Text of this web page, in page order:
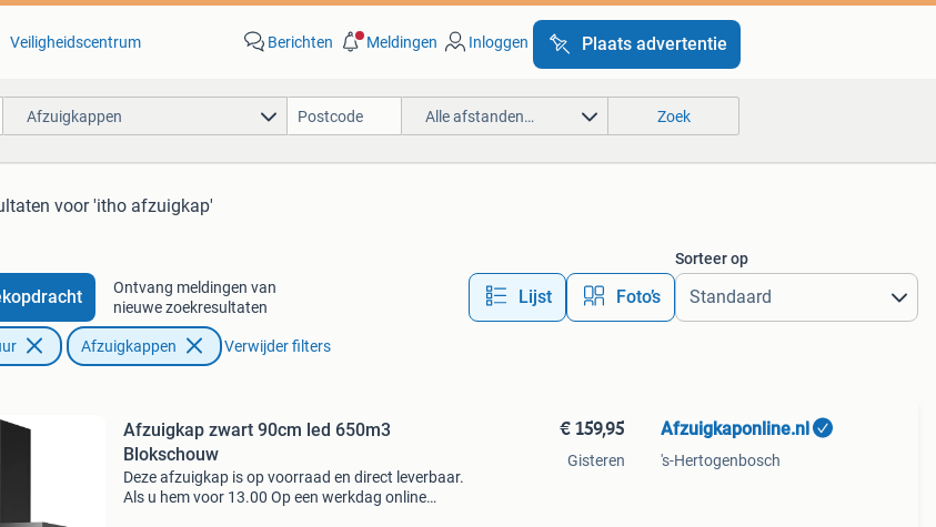
Veiligheidscentrum Berichten Meldingen Inloggen Plaats advertentie
Afzuigkappen Alle afstanden… Zoek
voor 'itho afzuigkap'
Ontvang meldingen van
nieuwe zoekresultaten
Lijst Foto’s
Sorteer op
Afzuigkappen Verwijder filters
Afzuigkap zwart 90cm led 650m3
Blokschouw
Deze afzuigkap is op voorraad en direct leverbaar.
Als u hem voor 13.00 Op een werkdag online
€ 159,95
Gisteren
Afzuigkaponline.nl
's-Hertogenbosch